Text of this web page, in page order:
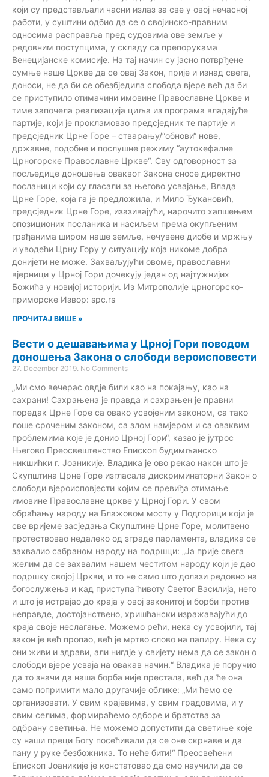
који су представљали часни излаз за све у овој нечасној
работи, у суштини одбио да се о својинско-правним
односима расправља пред судовима ове земље у
редовним поступцима, у складу са препорукама
Венецијанске комисије. На тај начин су јасно потврђене
сумње наше Цркве да се овај Закон, прије и изнад свега,
доноси, не да би се обезбједила слобода вјере већ да би
се приступило отимачини имовине Православне Цркве и
тиме започела реализација циља из програма владајуће
партије, који је прокламовао предсједник те партије и
предсједник Црне Горе – стварању/“обнови“ нове,
државне, подобне и послушне режиму “аутокефалне
Црногорске Православне Цркве“. Сву одговорност за
посљедице доношења оваквог Закона сносе директно
посланици који су гласали за његово усвајање, Влада
Црне Горе, која га је предложила, и Мило Ђукановић,
предсједник Црне Горе, изазивајући, нарочито хапшењем
опозиционих посланика и насиљем према окупљеним
грађанима широм наше земље, нечувене диобе и мржњу
и уводећи Црну Гору у ситуацију која никоме добра
донијети не може. Захваљујући овоме, православни
вјерници у Црној Гори дочекују један од најтужнијих
Божића у новијој историји. Из Митрополије црногорско-
приморске Извор: spc.rs
ПРОЧИТАЈ ВИШЕ »
Вести о дешавањима у Црној Гори поводом
доношења Закона о слободи вероисповести
27. December 2019. No Comments
„Ми смо вечерас овдје били као на покајању, као на
сахрани! Сахрањена је правда и сахрањен је правни
поредак Црне Горе са овако усвојеним законом, са тако
лоше сроченим законом, са злом намјером и са оваквим
проблемима које је донио Црној Гори“, казао је јутрос
Његово Преосвештенство Епископ будимљанско
никшићки г. Јоаникије. Владика је ово рекао након што је
Скупштина Црне Горе изгласала дискриминаторни Закон о
слободи вјероисповјести којим се превиђа отимање
имовине Православне цркве у Црној Гори. У свом
обраћању народу на Блажовом мосту у Подгорици који је
све вријеме засједања Скупштине Црне Горе, молитвено
протествовао недалеко од зграде парламента, владика се
захвалио сабраном народу на подршци: „Ја прије свега
желим да се захвалим нашем честитом народу који је дао
подршку својој Цркви, и то не само што долази редовно на
богослужења и кад приступа ћивоту Светог Василија, него
и што је истрајао до краја у овој законитој и борби против
неправде, достојанствено, хришћански изражавајући до
краја своје неслагање. Можемо рећи, нека су усвојили, тај
закон је већ пропао, већ је мртво слово на папиру. Нека су
они живи и здрави, али нигдје у свијету нема да се закон о
слободи вјере усваја на овакав начин.“ Владика је поручио
да то значи да наша борба није престала, већ да ће она
само попримити мало другачије облике: „Ми ћемо се
организовати. У свим крајевима, у свим градовима, и у
свим селима, формираћемо одборе и братства за
одбрану светиња. Не можемо допустити да светиње које
су наши преци Богу посећивали да се оне скрнаве и да
пану у руке безбожника. То неће бити!“ Преосвећени
Епископ Јоаникије је констатовао да смо научили да се